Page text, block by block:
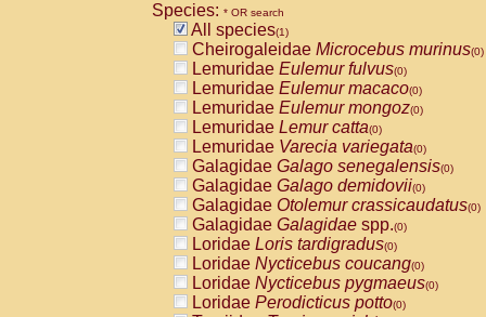
CebidaeCebus capucinus
CebidaeCebus nigrivittatus
CebidaeCebus spp.(0)
CebidaeSaimiri boliviensis(0)
CebidaeSaimiri sciureus(0)
AtelidaeAlouatta caraya(0)
AtelidaeAlouatta fusca(0)
AtelidaeAlouatta seniculus(0)
AtelidaeAlouattaspp.(0)
AtelidaeAteles belzebuth(0)
AtelidaeAteles geoffroyi(0)
AtelidaeAteles paniscus(0)
AtelidaeAtelesspp.(0)
AtelidaeLagothrix lagothricha(0)
AtelidaeLagothrix lagothricha cana
PitheciidaeCacajao calvus
Species: * OR search
All species(1)
Cheirogaleidae Microcebus murinus(0)
Lemuridae Eulemur fulvus(0)
Lemuridae Eulemur macaco(0)
Lemuridae Eulemur mongoz(0)
Lemuridae Lemur catta(0)
Lemuridae Varecia variegata(0)
Galagidae Galago senegalensis(0)
Galagidae Galago demidovii(0)
Galagidae Otolemur crassicaudatus(0)
Galagidae Galagidae spp.(0)
Loridae Loris tardigradus(0)
Loridae Nycticebus coucang(0)
Loridae Nycticebus pygmaeus(0)
Loridae Perodicticus potto(0)